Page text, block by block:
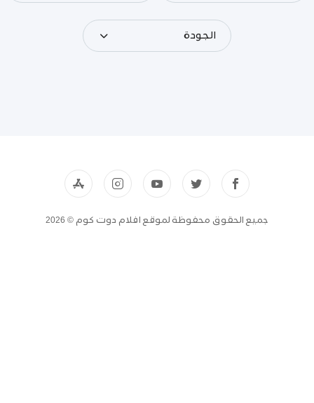
الجودة
جميع الحقوق محفوظة لموقع افلام دوت كوم © 2026